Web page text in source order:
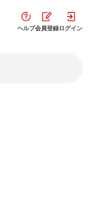
ヘルプ会員登録ログイン